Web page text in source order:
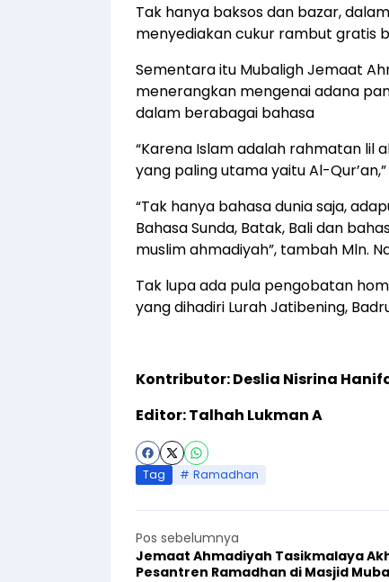
Tak hanya baksos dan bazar,
menyediakan cukur rambut gratis
Sementara itu Mubaligh Jemaat
menerangkan mengenai adana
dalam berabagai bahasa
“Karena Islam adalah rahmatan lil
yang paling utama yaitu Al-
“Tak hanya bahasa dunia saja,
Bahasa Sunda, Batak, Bali dan
muslim ahmadiyah”, tambah Mln.
Tak lupa ada pula pengobatan
yang dihadiri Lurah Jatibening,
Kontributor: Deslia Nisrina
Editor: Talhah Lukman A
Tag Ramadhan
Pos sebelumnya
Jemaat Ahmadiyah Tasikmalaya
Pesantren Ramadhan di Masjid